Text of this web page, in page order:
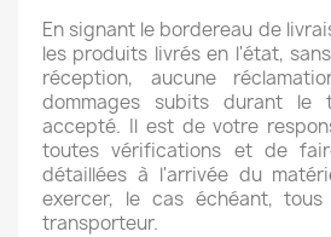
En signant le bordereau de
les produits livrés en l'état,
réception, aucune
dommages subits durant le
accepté. Il est de votre
toutes vérifications et de
détaillées à l'arrivée du
exercer, le cas échéant,
transporteur.